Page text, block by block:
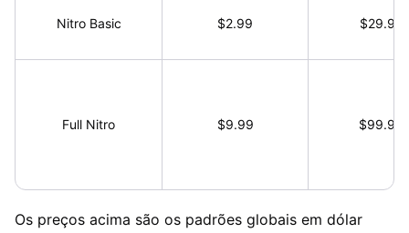
Nitro Basic $2.99 $29.99
Full Nitro $9.99 $99.99
Os preços acima são os padrões globais em dólar